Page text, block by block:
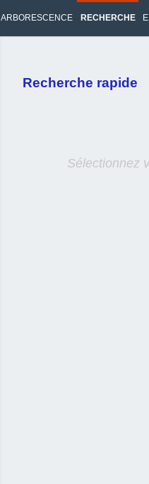
ARBORESCENCE RECHERCHE
Recherche rapide
Sélectionnez